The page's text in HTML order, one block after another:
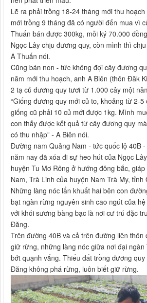
Lẽ ra phải trồng 18-24 tháng mới thu
mới trồng 9 tháng đã có người đến mua vì
Thuấn bán được 300kg, mỗi ký 70.000
Ngọc Lây chịu đương quy, còn mình thì
A Thuấn nói.
Cũng bán non - tức không đợi cây đương
năm mới thu hoạch, anh A Biên (thôn Đăk
2 tạ củ đương quy tươi từ 1.000 cây một
“Giống đương quy mới củ to, khoảng từ 2-5
giống cũ phải 10 củ mới được 1kg. Mình
con thấy được kết quả từ cây đương quy
có thu nhập” - A Biên nói.
Đường nam Quảng Nam - tức quốc lộ 40B
năm nay đã xóa đi sự heo hút của Ngọc
huyện Tu Mơ Rông ở hướng đông bắc,
Nam, Trà Linh của huyện Nam Trà My, tỉnh
Những làng nóc lẩn khuất hai bên con
bạt ngàn rừng nguyên sinh cao ngút của
với khói sương bàng bạc là nơi cư trú đặc
Đăng.
Trên đường 40B và cả trên đường liên thôn
giữ rừng, những làng nóc giữa nơi đại ngàn
bớt quạnh vắng. Thiếu đất trồng đương
Đăng không phá rừng, luôn biết giữ rừng.